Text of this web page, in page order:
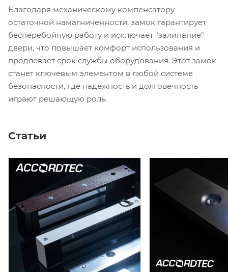
Благодаря механическому компенсатору
остаточной намагниченности, замок гарантирует
бесперебойную работу и исключает "залипание"
двери, что повышает комфорт использования и
продлевает срок службы оборудования. Этот замок
станет ключевым элементом в любой системе
безопасности, где надежность и долговечность
играют решающую роль.
Статьи